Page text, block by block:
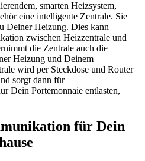
smarten Heizsystem,
eine intelligente Zentrale. Sie
Deiner Heizung. Dies kann
zwischen Heizzentrale und
die Zentrale auch die
Heizung und Deinem
wird per Steckdose und Router
sorgt dann für
Dein Portemonnaie entlasten,
für Dein